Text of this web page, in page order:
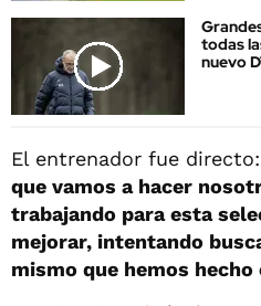
todas
nuevo
El entrenador fue directo:
que vamos a hacer
trabajando para esta
mejorar, intentando
mismo que hemos hecho